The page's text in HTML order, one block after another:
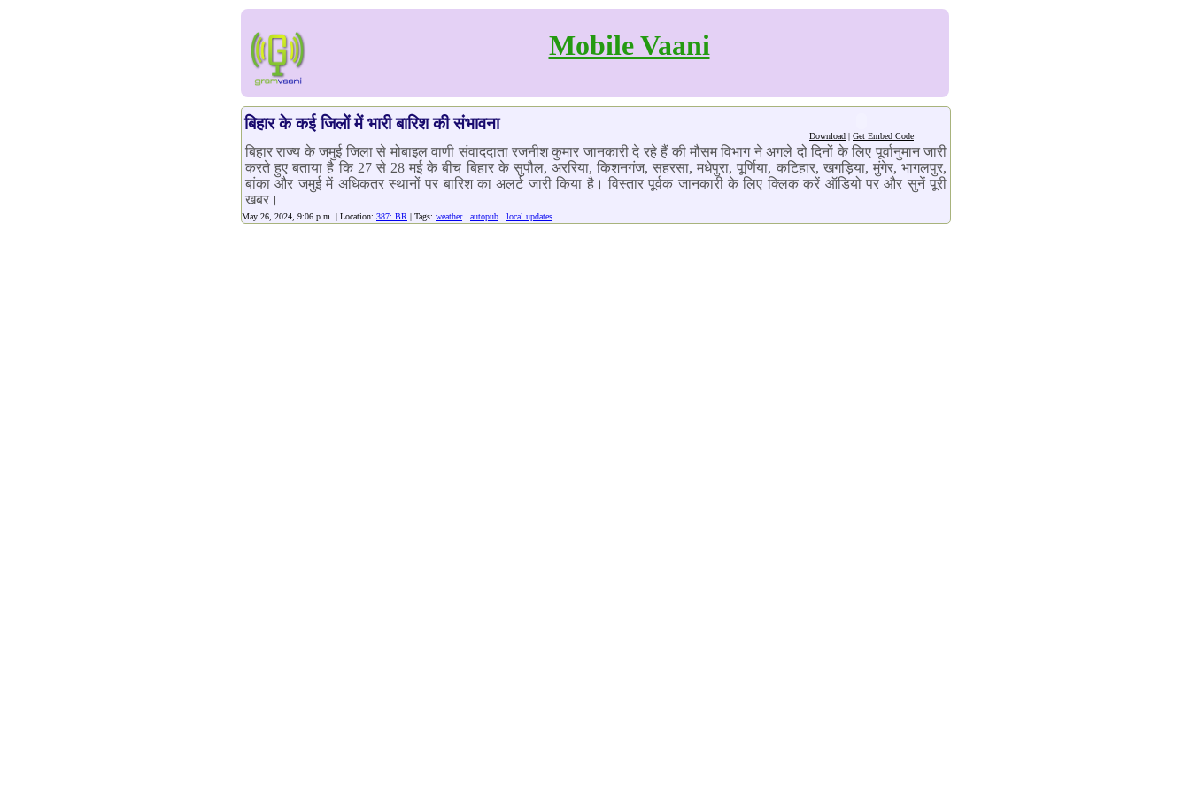
Mobile Vaani
बिहार के कई जिलों में भारी बारिश की संभावना
Download | Get Embed Code
बिहार राज्य के जमुई जिला से मोबाइल वाणी संवाददाता रजनीश कुमार जानकारी दे रहे हैं की मौसम विभाग ने अगले दो दिनों के लिए पूर्वानुमान जारी
करते हुए बताया है कि 27 से 28 मई के बीच बिहार के सुपौल, अररिया, किशनगंज, सहरसा, मधेपुरा, पूर्णिया, कटिहार, खगड़िया, मुंगेर, भागलपुर,
बांका और जमुई में अधिकतर स्थानों पर बारिश का अलर्ट जारी किया है। विस्तार पूर्वक जानकारी के लिए क्लिक करें ऑडियो पर और सुनें पूरी
खबर।
May 26, 2024, 9:06 p.m. | Location: 387: BR | Tags: weather autopub local updates